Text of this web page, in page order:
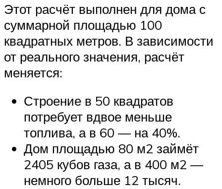
Этот расчёт выполнен для дома с
суммарной площадью 100
квадратных метров. В зависимости
от реального значения, расчёт
меняется:
Строение в 50 квадратов
потребует вдвое меньше
топлива, а в 60 — на 40%.
Дом площадью 80 м2 займёт
2405 кубов газа, а в 400 м2 —
немного больше 12 тысяч.